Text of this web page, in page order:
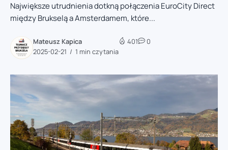
Największe utrudnienia dotkną połączenia EuroCity Direct
między Brukselą a Amsterdamem, które...
Mateusz Kapica
2025-02-21
1 min czytania
401 0